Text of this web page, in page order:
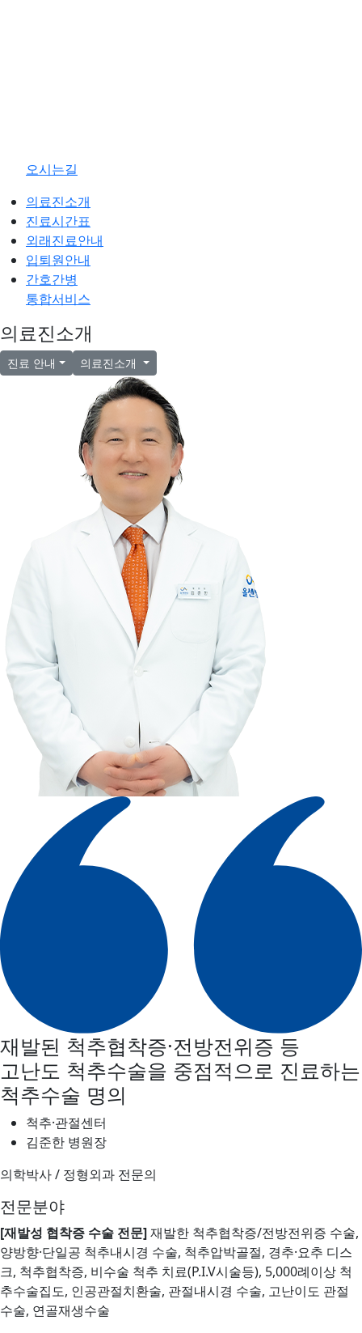
오시는길
의료진소개
진료시간표
외래진료안내
입퇴원안내
간호간병
통합서비스
의료진소개
진료 안내 의료진소개
재발된 척추협착증·전방전위증 등
고난도 척추수술을 중점적으로 진료하는
척추수술 명의
척추·관절센터
김준한 병원장
의학박사 / 정형외과 전문의
전문분야
[재발성 협착증 수술 전문]재발한 척추협착증/전방전위증 수술,
양방향·단일공 척추내시경 수술, 척추압박골절, 경추·요추 디스
크, 척추협착증, 비수술 척추 치료(P.I.V시술등), 5,000례이상 척
추수술집도, 인공관절치환술, 관절내시경 수술, 고난이도 관절
수술, 연골재생수술